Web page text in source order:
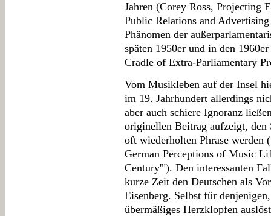
Jahren (Corey Ross, Projecting
Public Relations and
Phänomen der
späten 1950er und in den
Cradle of Extra-Parliamentary
Vom Musikleben auf der Insel
im 19. Jahrhundert allerdings
aber auch schiere Ignoranz
originellen Beitrag aufzeigt,
oft wiederholten Phrase
German Perceptions of Music
Century'"). Den interessanten
kurze Zeit den Deutschen als
Eisenberg. Selbst für
übermäßiges Herzklopfen